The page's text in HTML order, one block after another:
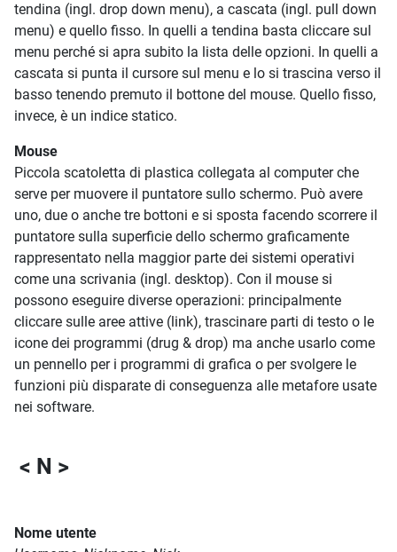
tendina (ingl. drop down menu), a cascata (ingl. pull down
menu) e quello fisso. In quelli a tendina basta cliccare sul
menu perché si apra subito la lista delle opzioni. In quelli a
cascata si punta il cursore sul menu e lo si trascina verso il
basso tenendo premuto il bottone del mouse. Quello fisso,
invece, è un indice statico.
Mouse
Piccola scatoletta di plastica collegata al computer che
serve per muovere il puntatore sullo schermo. Può avere
uno, due o anche tre bottoni e si sposta facendo scorrere il
puntatore sulla superficie dello schermo graficamente
rappresentato nella maggior parte dei sistemi operativi
come una scrivania (ingl. desktop). Con il mouse si
possono eseguire diverse operazioni: principalmente
cliccare sulle aree attive (link), trascinare parti di testo o le
icone dei programmi (drug & drop) ma anche usarlo come
un pennello per i programmi di grafica o per svolgere le
funzioni più disparate di conseguenza alle metafore usate
nei software.
< N >
Nome utente